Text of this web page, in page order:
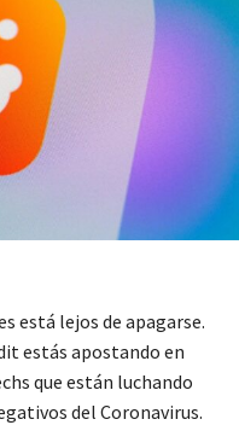
está lejos de apagarse.
estás apostando en
que están luchando
del Coronavirus.